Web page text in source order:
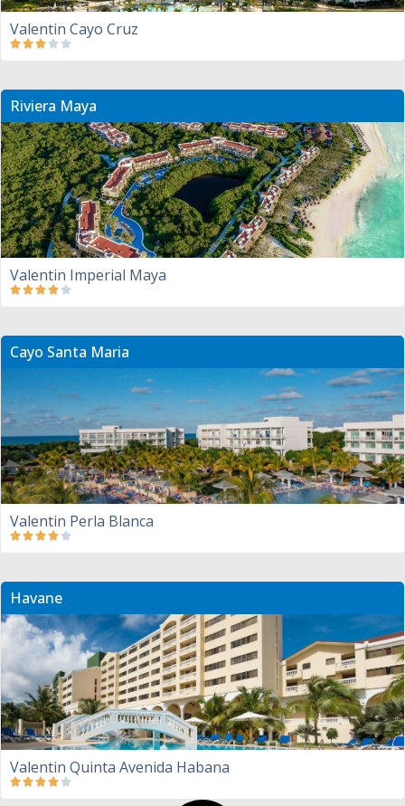
Valentin Cayo Cruz
Riviera Maya
Valentin Imperial Maya
Cayo Santa Maria
Valentin Perla Blanca
Havane
Valentin Quinta Avenida Habana